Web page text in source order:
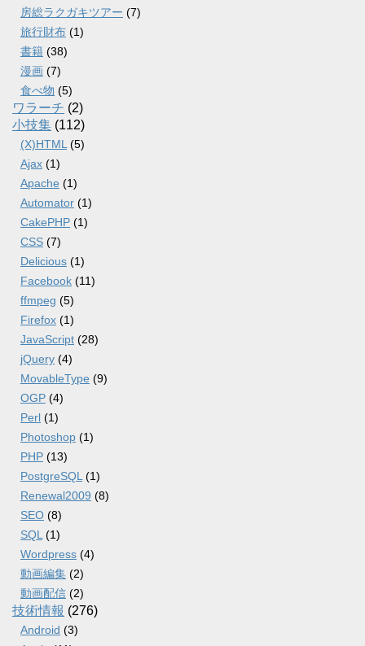
房総ラクガキツアー (7)
旅行財布 (1)
書籍 (38)
漫画 (7)
食べ物 (5)
ワラーチ (2)
小技集 (112)
(X)HTML (5)
Ajax (1)
Apache (1)
Automator (1)
CakePHP (1)
CSS (7)
Delicious (1)
Facebook (11)
ffmpeg (5)
Firefox (1)
JavaScript (28)
jQuery (4)
MovableType (9)
OGP (4)
Perl (1)
Photoshop (1)
PHP (13)
PostgreSQL (1)
Renewal2009 (8)
SEO (8)
SQL (1)
Wordpress (4)
動画編集 (2)
動画配信 (2)
技術情報 (276)
Android (3)